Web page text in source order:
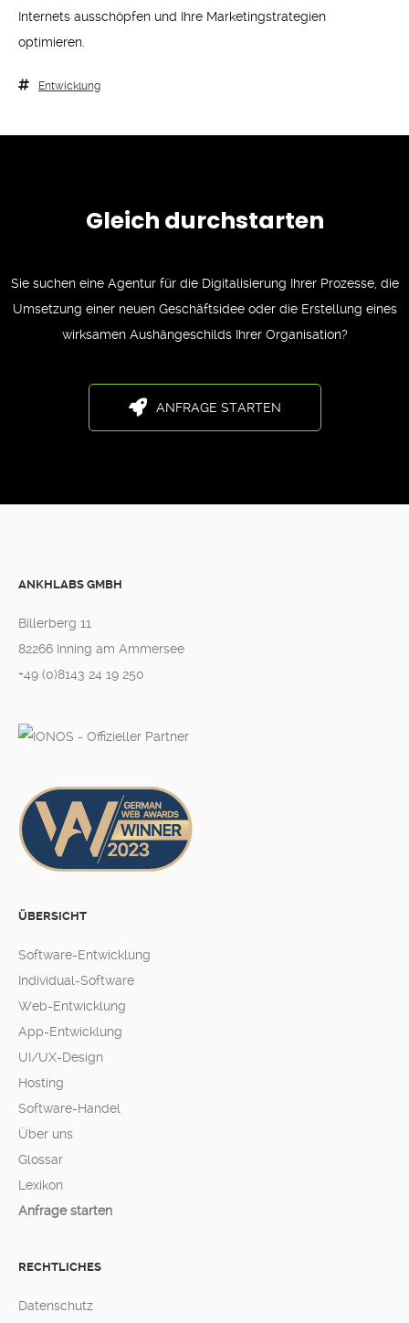
Internets ausschöpfen und Ihre Marketingstrategien
optimieren.
Entwicklung
Gleich durchstarten
Sie suchen eine Agentur für die Digitalisierung Ihrer Prozesse, die
Umsetzung einer neuen Geschäftsidee oder die Erstellung eines
wirksamen Aushängeschilds Ihrer Organisation?
ANFRAGE STARTEN
ANKHLABS GMBH
Billerberg 11
82266 Inning am Ammersee
+49 (0)8143 24 19 250
ÜBERSICHT
Software-Entwicklung
Individual-Software
Web-Entwicklung
App-Entwicklung
UI/UX-Design
Hosting
Software-Handel
Über uns
Glossar
Lexikon
Anfrage starten
RECHTLICHES
Datenschutz